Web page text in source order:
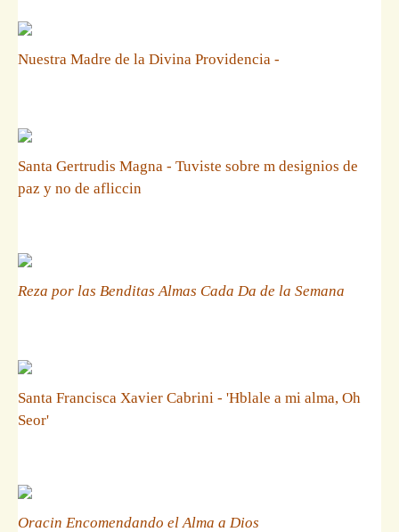
Nuestra Madre de la Divina Providencia -
Santa Gertrudis Magna - Tuviste sobre m designios de
paz y no de afliccin
Reza por las Benditas Almas Cada Da de la Semana
Santa Francisca Xavier Cabrini - 'Hblale a mi alma, Oh
Seor'
Oracin Encomendando el Alma a Dios